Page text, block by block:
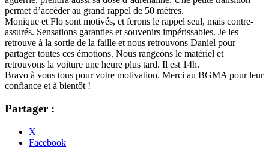
permet d’accéder au grand rappel de 50 mètres.
Monique et Flo sont motivés, et ferons le rappel seul, mais contre-
assurés. Sensations garanties et souvenirs impérissables. Je les
retrouve à la sortie de la faille et nous retrouvons Daniel pour
partager toutes ces émotions. Nous rangeons le matériel et
retrouvons la voiture une heure plus tard. Il est 14h.
Bravo à vous tous pour votre motivation. Merci au BGMA pour leur
confiance et à bientôt !
Partager :
X
Facebook